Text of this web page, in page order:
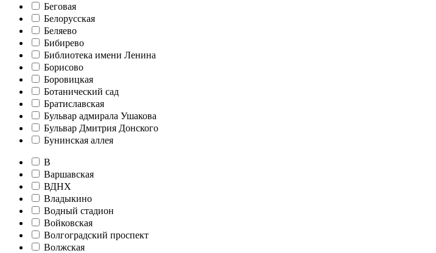
Беговая
Белорусская
Беляево
Бибирево
Библиотека имени Ленина
Борисово
Боровицкая
Ботанический сад
Братиславская
Бульвар адмирала Ушакова
Бульвар Дмитрия Донского
Бунинская аллея
В
Варшавская
ВДНХ
Владыкино
Водный стадион
Войковская
Волгоградский проспект
Волжская